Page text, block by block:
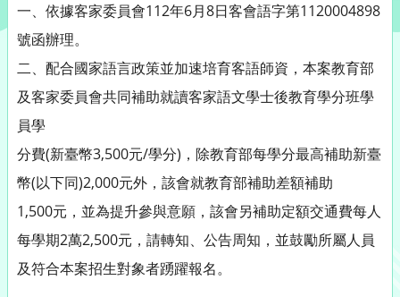
一、依據客家委員會112年6月8日客會語字第1120004898
號函辦理。
二、配合國家語言政策並加速培育客語師資，本案教育部
及客家委員會共同補助就讀客家語文學士後教育學分班學
員學
分費(新臺幣3,500元/學分)，除教育部每學分最高補助新臺
幣(以下同)2,000元外，該會就教育部補助差額補助
1,500元，並為提升參與意願，該會另補助定額交通費每人
每學期2萬2,500元，請轉知、公告周知，並鼓勵所屬人員
及符合本案招生對象者踴躍報名。